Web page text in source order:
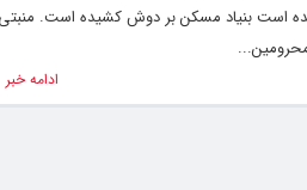
است بنیاد مسکن بر دوش کشیده است. منبتی
ادامه خبر